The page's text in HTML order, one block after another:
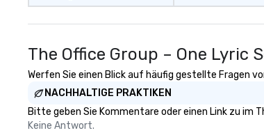
The Office Group – One Lyric
Werfen Sie einen Blick auf häufig gestellte Fragen
NACHHALTIGE PRAKTIKEN
Bitte geben Sie Kommentare oder einen Link zu im
Keine Antwort.